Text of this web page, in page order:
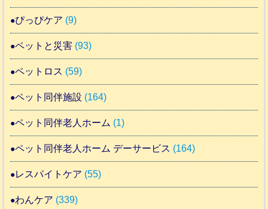
ぴっぴケア (9)
ペットと災害 (93)
ペットロス (59)
ペット同伴施設 (164)
ペット同伴老人ホーム (1)
ペット同伴老人ホーム デーサービス (164)
レスパイトケア (55)
わんケア (339)